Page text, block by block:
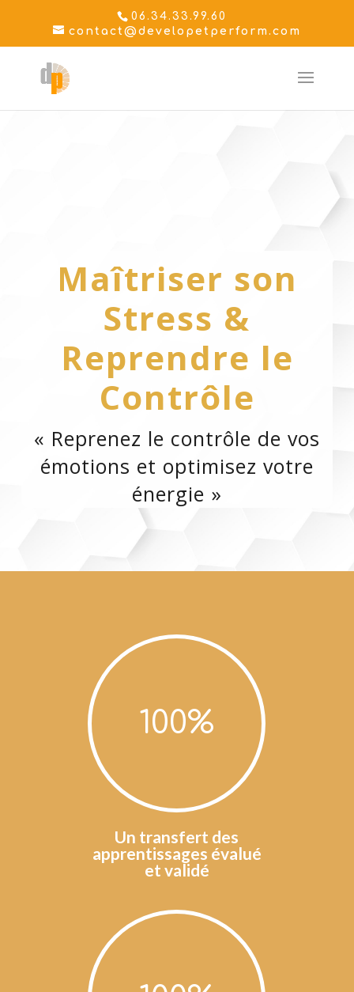
06.34.33.99.60
contact@developetperform.com
Maîtriser son
Stress &
Reprendre le
Contrôle
« Reprenez le contrôle de vos
émotions et optimisez votre
énergie »
100%
Un transfert des
apprentissages évalué
et validé